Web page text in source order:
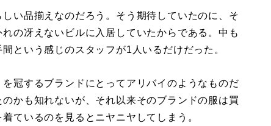
い品揃えなのだろう。そう期待していたのに、そ
の冴えないビルに入居していたからである。中も
という感じのスタッフが1人いるだけだった。
冠するブランドにとってアリバイのようなものだ
かも知れないが、それ以来そのブランドの服は買
ているのを見るとニヤニヤしてしまう。